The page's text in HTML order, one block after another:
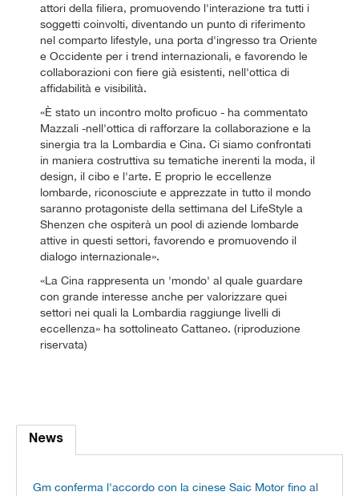
attori della filiera, promuovendo l'interazione tra tutti i
soggetti coinvolti, diventando un punto di riferimento
nel comparto lifestyle, una porta d'ingresso tra Oriente
e Occidente per i trend internazionali, e favorendo le
collaborazioni con fiere già esistenti, nell'ottica di
affidabilità e visibilità.
«È stato un incontro molto proficuo - ha commentato
Mazzali -nell'ottica di rafforzare la collaborazione e la
sinergia tra la Lombardia e Cina. Ci siamo confrontati
in maniera costruttiva su tematiche inerenti la moda, il
design, il cibo e l'arte. E proprio le eccellenze
lombarde, riconosciute e apprezzate in tutto il mondo
saranno protagoniste della settimana del LifeStyle a
Shenzen che ospiterà un pool di aziende lombarde
attive in questi settori, favorendo e promuovendo il
dialogo internazionale».
«La Cina rappresenta un 'mondo' al quale guardare
con grande interesse anche per valorizzare quei
settori nei quali la Lombardia raggiunge livelli di
eccellenza» ha sottolineato Cattaneo. (riproduzione
riservata)
News
Gm conferma l'accordo con la cinese Saic Motor fino al